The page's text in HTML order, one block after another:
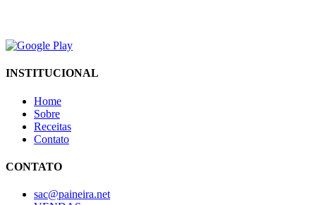
INSTITUCIONAL
Home
Sobre
Receitas
Contato
CONTATO
sac@paineira.net